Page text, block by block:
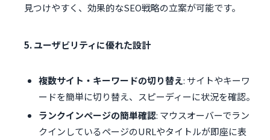
見つけやすく、効果的なSEO戦略の立案が可能です。
5. ユーザビリティに優れた設計
複数サイト・キーワードの切り替え: サイトやキーワ
ードを簡単に切り替え、スピーディーに状況を確認。
ランクインページの簡単確認: マウスオーバーでラン
クインしているページのURLやタイトルが即座に表